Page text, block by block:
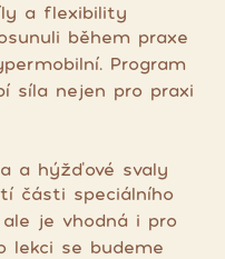
a flexibility
během praxe
Program
síla nejen pro praxi
a hýžďové svaly
části speciálního
je vhodná i pro
se budeme